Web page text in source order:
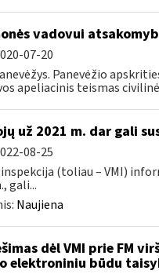
vadovui
07-20
Panevėžio
apeliacinis teismas
už 2021 m. dar gali
08-25
inspekcija (toliau – VMI)
gali...
Naujiena
dėl VMI prie FM
elektroniniu būdu